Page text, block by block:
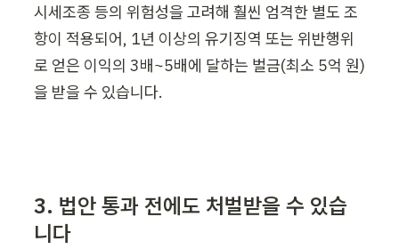
시세조종 등의 위험성을 고려해 훨씬 엄격한 별도 조
항이 적용되어, 1년 이상의 유기징역 또는 위반행위
로 얻은 이익의 3배~5배에 달하는 벌금(최소 5억 원)
을 받을 수 있습니다.
3. 법안 통과 전에도 처벌받을 수 있습
니다